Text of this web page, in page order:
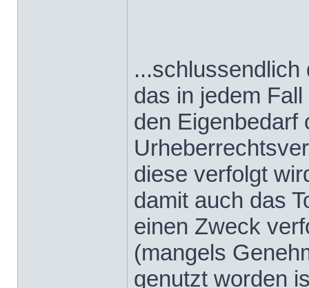
das in jedem
den Eigenbedarf
diese verfolgt
damit auch das
einen Zweck
(mangels
genutzt worden